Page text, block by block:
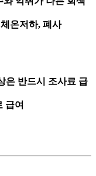
온저하, 폐사
은 반드시 조사료 급
급여